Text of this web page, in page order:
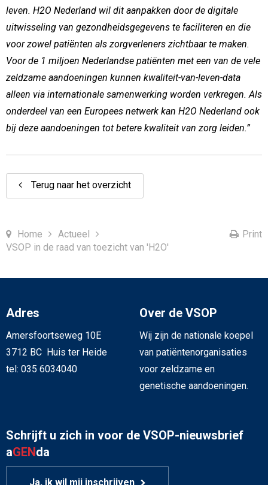
leven. H2O Nederland wil dit aanpakken door de digitale
uitwisseling van gezondheidsgegevens te faciliteren en die
voor zowel patiënten als zorgverleners zichtbaar te maken.
Voor de 1 miljoen Nederlandse patiënten met een van de vele
zeldzame aandoeningen kunnen kwaliteit-van-leven-data
alleen via internationale samenwerking worden verkregen. Als
onderdeel van een Europees netwerk kan H2O Nederland ook
bij deze aandoeningen tot betere kwaliteit van zorg leiden.”
Terug naar het overzicht
Home
Actueel
VSOP in de raad van toezicht van 'H2O'
Print
Adres
Amersfoortseweg 10E
3712 BC Huis ter Heide
tel: 035 6034040
Over de VSOP
Wij zijn de nationale koepel
van patiëntenorganisaties
voor zeldzame en
genetische aandoeningen.
Schrijft u zich in voor de VSOP-nieuwsbrief
aGENda
Ja, ik wil mij inschrijven